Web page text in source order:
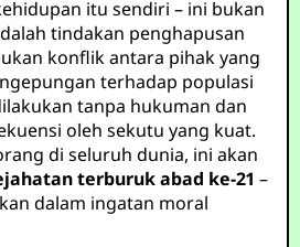
itu sendiri – ini bukan
tindakan penghapusan
konflik antara pihak yang
terhadap populasi
tanpa hukuman dan
oleh sekutu yang kuat.
di seluruh dunia, ini akan
terburuk abad ke-21 –
dalam ingatan moral